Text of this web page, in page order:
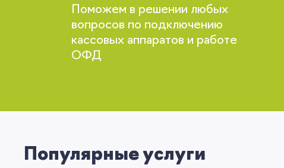
Поможем в решении любых
вопросов по подключению
кассовых аппаратов и работе
ОФД
Популярные услуги